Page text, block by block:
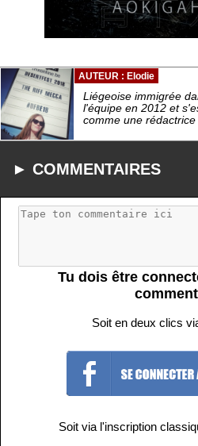
AUTEUR : Elodie
Liégeoise immigrée
l'équipe en 2012 et
comme une
► COMMENTAIRES
Tu dois être
Soit en deux clics
Soit via l'inscription